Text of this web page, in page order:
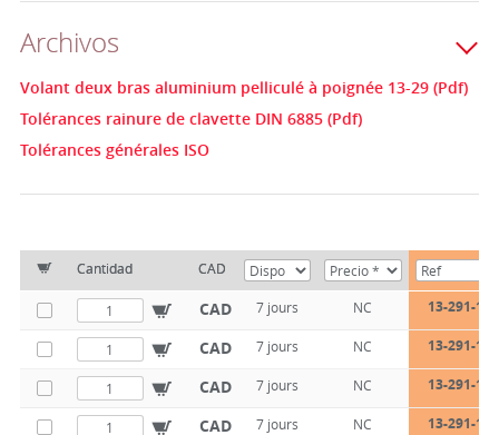
Archivos
Volant deux bras aluminium pelliculé à poignée 13-29 (Pdf)
Tolérances rainure de clavette DIN 6885 (Pdf)
Tolérances générales ISO
Cantidad CAD
CAD 7 jours NC 13-291-
CAD 7 jours NC 13-291-
CAD 7 jours NC 13-291-
CAD 7 jours NC 13-291-